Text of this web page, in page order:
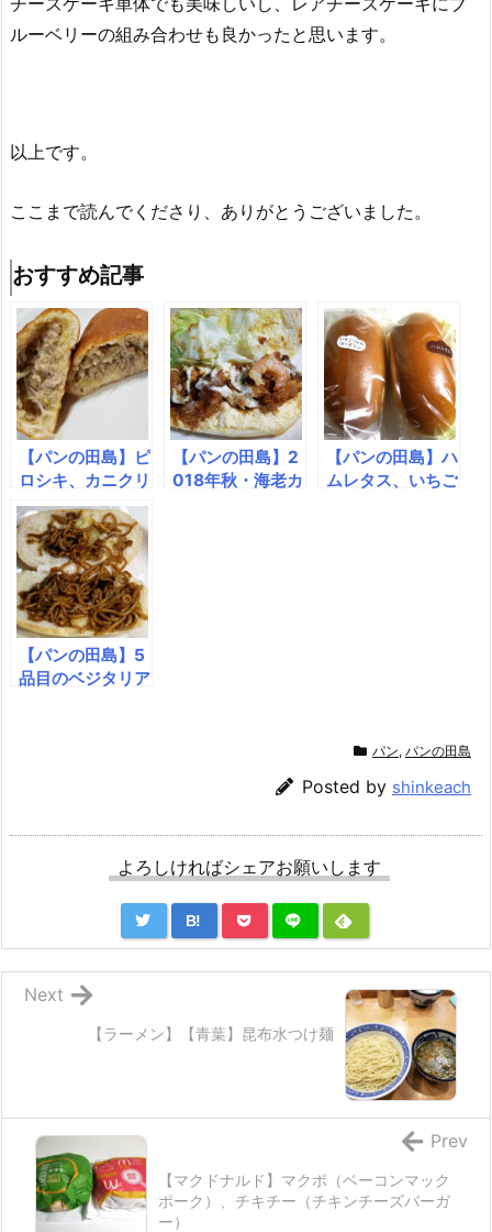
ルーベリーの組み合わせも良かったと思います。
以上です。
ここまで読んでくださり、ありがとうございました。
おすすめ記事
【パンの田島】ピ
ロシキ、カニクリ
ーム
【パンの田島】2
018年秋・海老カ
【パンの田島】ハ
ムレタス、いちご
【パンの田島】5
品目のベジタリア
パン, パンの田島
Posted by shinkeach
よろしければシェアお願いします
B!
【ラーメン】【青葉】昆布水つけ麺
Next
【マクドナルド】マクポ（ベーコンマック
ポーク）、チキチー（チキンチーズバーガ
ー）
Prev